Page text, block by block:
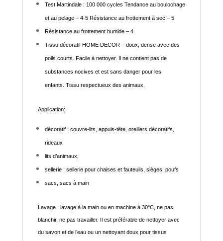
Test Martindale : 100 000 cycles Tendance au boulochage
et au pelage – 4-5 Résistance au frottement à sec – 5
Résistance au frottement humide – 4
Tissu décoratif HOME DECOR – doux, dense avec des
poils courts. Facile à nettoyer. Il ne contient pas de
substances nocives et est sans danger pour les
enfants. Tissu respectueux des animaux.
Application:
décoratif : couvre-lits, appuis-tête, oreillers décoratifs,
rideaux
lits d’animaux,
sellerie : sellerie pour chaises et fauteuils, sièges, poufs
sacs, sacs à main
Lavage : lavage à la main ou en machine à 30°C, ne pas
blanchir, ne pas travailler. Il est préférable de nettoyer avec
du savon et de l’eau ou un nettoyant doux pour tissus